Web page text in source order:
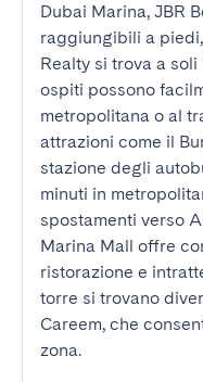
Dubai Marina, JBR
raggiungibili a
Realty si trova a soli
ospiti possono
metropolitana o al
attrazioni come il
stazione degli
minuti in
spostamenti verso
Marina Mall offre
ristorazione e
torre si trovano
Careem, che
zona.